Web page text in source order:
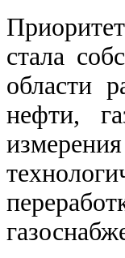
стала
области
нефти,